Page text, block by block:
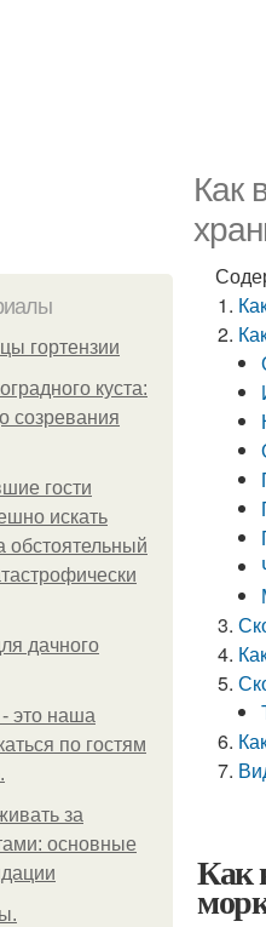
Как
гортензии
куста:
созревания
гости
искать
обстоятельный
дачного
это наша
по гостям
за
основные
Как